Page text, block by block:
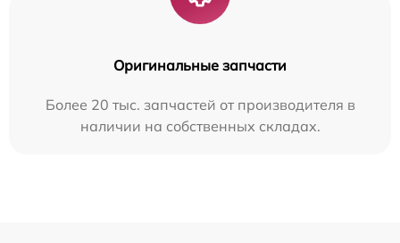
Оригинальные запчасти
Более 20 тыс. запчастей от производителя в
наличии на собственных складах.